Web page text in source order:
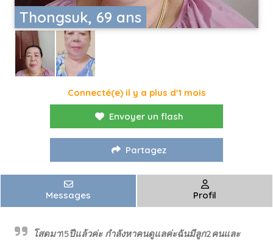
Thongsuk, 69 ans
Connecté(e) il y a plus d'1 mois
Envoyer un flash
Partagez
Messages Profil
โสดมา15ปีแล้วค่ะ กำลังหาคนดูแลค่ะฉันมีลูก2คนและ